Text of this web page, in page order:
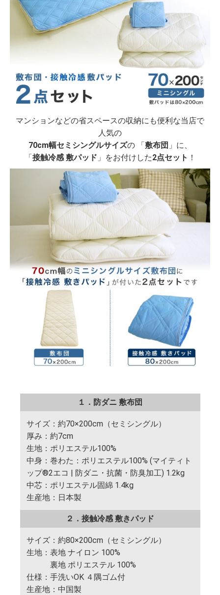
マンションなどの省スペースの収納にも便利な当店で
人気の
70cm幅セミシングルサイズの 「敷布団 」に、
「接触冷感 敷パッド 」をお付けした2点セット ！
１．防ダニ 敷布団
サイズ：約70×200cm（セミシングル）
厚み：約7cm
生地：ポリエステル100%
中身：巻わた：ポリエステル100% (マイティト
ップ®2エコ | 防ダニ・抗菌・防臭加工) 1.2kg
中芯：ポリエステル固綿 1.4kg
生産地：日本製
２．接触冷感 敷きパッド
サイズ：約80×200cm（セミシングル）
生地：表地 ナイロン 100%
裏地 ポリエステル 100%
仕様：手洗いOK ４隅ゴム付
生産地：中国製